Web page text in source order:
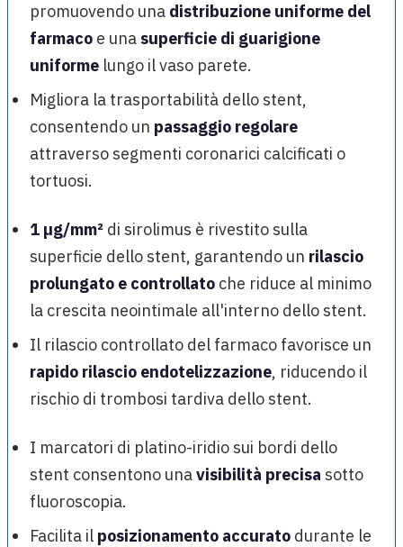
promuovendo una distribuzione uniforme del
farmaco e una superficie di guarigione
uniforme lungo il vaso parete.
Migliora la trasportabilità dello stent,
consentendo un passaggio regolare
attraverso segmenti coronarici calcificati o
tortuosi.
1 µg/mm² di sirolimus è rivestito sulla
superficie dello stent, garantendo un rilascio
prolungato e controllato che riduce al minimo
la crescita neointimale all'interno dello stent.
Il rilascio controllato del farmaco favorisce un
rapido rilascio endotelizzazione, riducendo il
rischio di trombosi tardiva dello stent.
I marcatori di platino-iridio sui bordi dello
stent consentono unavisibilità precisa sotto
fluoroscopia.
Facilita il posizionamento accurato durante le